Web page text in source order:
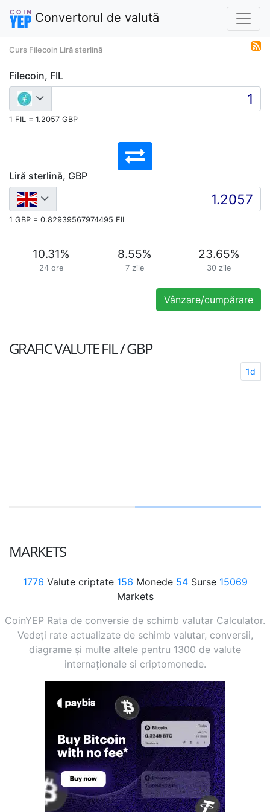
Convertorul de valută
Curs Filecoin Liră sterlină
Filecoin, FIL
1 FIL = 1.2057 GBP
Liră sterlină, GBP
1 GBP = 0.82939567974495 FIL
10.31%
24 ore
8.55%
7 zile
23.65%
30 zile
Vânzare/cumpărare
GRAFIC VALUTEFIL / GBP
1d
MARKETS
1776 Valute criptate 156 Monede 54Surse 15069
Markets
CoinYEP Rata de conversie de schimb valutar Calculator.
Vedeți rate actualizate de schimb valutar, conversii,
diagrame și multe altele pentru 1300 de valute
internaționale si criptomonede.